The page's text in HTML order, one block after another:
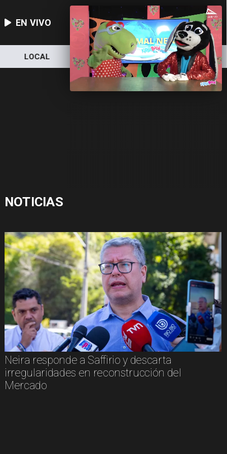
EN VIVO
LOCAL NACIONAL DEPORTES
NOTICIAS
Neira responde a Saffirio y descarta
irregularidades en reconstrucción del
Mercado